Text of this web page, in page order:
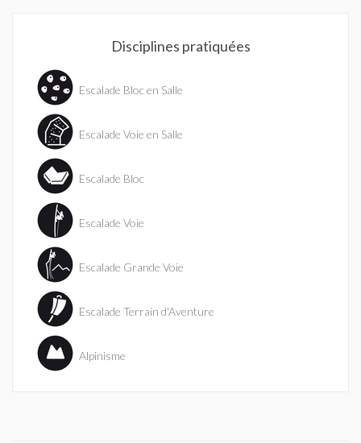
Disciplines pratiquées
Escalade Bloc en Salle
Escalade Voie en Salle
Escalade Bloc
Escalade Voie
Escalade Grande Voie
Escalade Terrain d'Aventure
Alpinisme